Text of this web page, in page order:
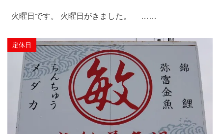
火曜日です。 火曜日がきました。 ……
定休日